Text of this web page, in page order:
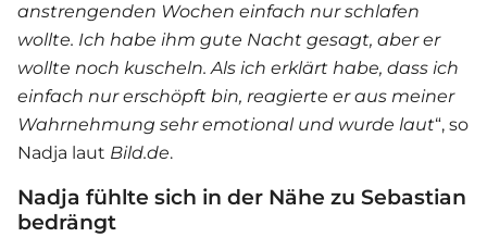
anstrengenden Wochen einfach nur schlafen
wollte. Ich habe ihm gute Nacht gesagt, aber er
wollte noch kuscheln. Als ich erklärt habe, dass ich
einfach nur erschöpft bin, reagierte er aus meiner
Wahrnehmung sehr emotional und wurde laut“, so
Nadja laut Bild.de.
Nadja fühlte sich in der Nähe zu Sebastian
bedrängt